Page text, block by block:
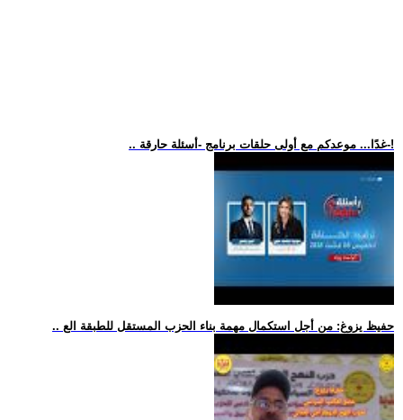
.. غدًا... موعدكم مع أولى حلقات برنامج -أسئلة حارقة-!
.. حفيظ يزوغ: من أجل استكمال مهمة بناء الحزب المستقل للطبقة الع